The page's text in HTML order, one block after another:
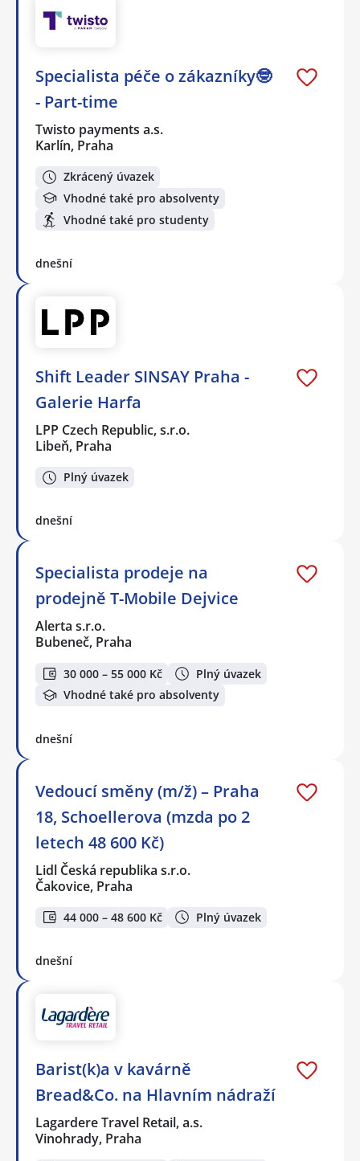
Specialista péče o zákazníky🤓
- Part-time
Twisto payments a.s.
Karlín, Praha
Zkrácený úvazek
Vhodné také pro absolventy
Vhodné také pro studenty
dnešní
Shift Leader SINSAY Praha -
Galerie Harfa
LPP Czech Republic, s.r.o.
Libeň, Praha
Plný úvazek
dnešní
Specialista prodeje na
prodejně T-Mobile Dejvice
Alerta s.r.o.
Bubeneč, Praha
30 000 – 55 000 Kč
Plný úvazek
Vhodné také pro absolventy
dnešní
Vedoucí směny (m/ž) – Praha
18, Schoellerova (mzda po 2
letech 48 600 Kč)
Lidl Česká republika s.r.o.
Čakovice, Praha
44 000 – 48 600 Kč Plný úvazek
dnešní
Barist(k)a v kavárně
Bread&Co. na Hlavním nádraží
Lagardere Travel Retail, a.s.
Vinohrady, Praha